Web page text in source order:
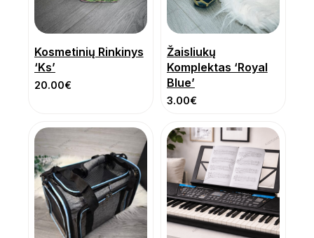
Kosmetinių Rinkinys
‘Ks’
20.00€
Žaisliukų
Komplektas ‘Royal
Blue’
3.00€